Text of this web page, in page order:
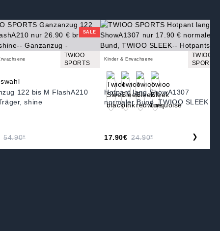
SALE
TWIOO
SPORTS
122 bis M FlashA210
shine
54.90*
Kinder & Erwachsene
TWIOO
SPORTS
Hotpant lang ShowA1307
normaler Bund, TWIOO SLEEK
17.90€ 24.90* ❯